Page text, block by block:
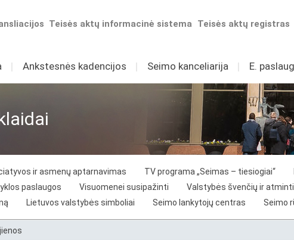
Teisės aktų registras
Teisės aktų informacinė sistema
I Ankstesnės kadencijos I Seimo kanceliarija I E.
ir asmenų aptarnavimas TV programa „Seimas – tiesiogiai“
paslaugos Visuomenei susipažinti
Valstybės švenčių ir
Lietuvos valstybės simboliai Seimo lankytojų centras Seimo